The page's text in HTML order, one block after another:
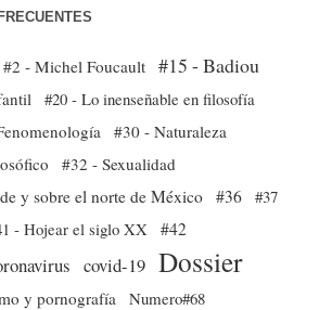
#2 - Michel Foucault #15 - Badiou
#20 - Lo inenseñable en filosofía
#30 - Naturaleza
#32 - Sexualidad
y sobre el norte de México #36 #37
- Hojear el siglo XX #42
covid-19 Dossier
y pornografía
Numero#68